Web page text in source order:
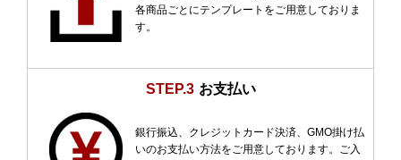
各商品ごとにテンプレートをご用意しておりま
す。
STEP.3 お支払い
銀行振込、クレジットカード決済、GMO掛け払
いのお支払い方法をご用意しております。ご入